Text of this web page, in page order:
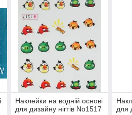
Наклейки на водній основі
для дизайну нігтів No1517
для